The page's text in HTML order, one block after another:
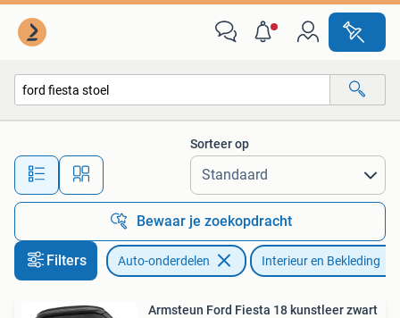
Alle afstanden…
Sorteer op
Bewaar je zoekopdracht
Filters Auto-onderdelen Interieur en Bekleding
Armsteun Ford Fiesta 18 kunstleer zwart